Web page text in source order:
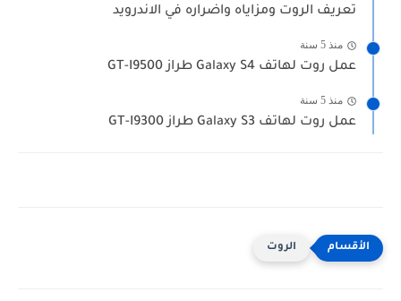
تعريف الروت ومزاياه واضراره في الاندرويد
منذ 5 سنة
عمل روت لهاتف Galaxy S4 طراز GT-I9500
منذ 5 سنة
عمل روت لهاتف Galaxy S3 طراز GT-I9300
الروت